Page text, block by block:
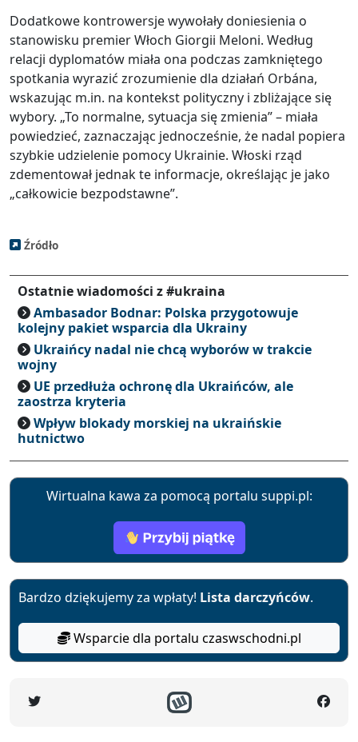
Dodatkowe kontrowersje wywołały doniesienia o
stanowisku premier Włoch Giorgii Meloni. Według
relacji dyplomatów miała ona podczas zamkniętego
spotkania wyrazić zrozumienie dla działań Orbána,
wskazując m.in. na kontekst polityczny i zbliżające się
wybory. „To normalne, sytuacja się zmienia” – miała
powiedzieć, zaznaczając jednocześnie, że nadal popiera
szybkie udzielenie pomocy Ukrainie. Włoski rząd
zdementował jednak te informacje, określając je jako
„całkowicie bezpodstawne”.
Źródło
Ostatnie wiadomości z #ukraina
Ambasador Bodnar: Polska przygotowuje
kolejny pakiet wsparcia dla Ukrainy
Ukraińcy nadal nie chcą wyborów w trakcie
wojny
UE przedłuża ochronę dla Ukraińców, ale
zaostrza kryteria
Wpływ blokady morskiej na ukraińskie
hutnictwo
Wirtualna kawa za pomocą portalu suppi.pl:
Bardzo dziękujemy za wpłaty! Lista darczyńców.
Wsparcie dla portalu czaswschodni.pl